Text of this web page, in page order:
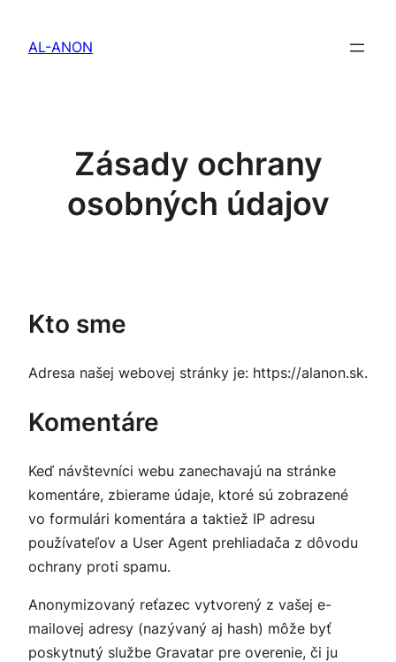
AL-ANON
Zásady ochrany
osobných údajov
Kto sme
Adresa našej webovej stránky je: https://alanon.sk.
Komentáre
Keď návštevníci webu zanechavajú na stránke
komentáre, zbierame údaje, ktoré sú zobrazené
vo formulári komentára a taktiež IP adresu
používateľov a User Agent prehliadača z dôvodu
ochrany proti spamu.
Anonymizovaný reťazec vytvorený z vašej e-
mailovej adresy (nazývaný aj hash) môže byť
poskytnutý službe Gravatar pre overenie, či ju